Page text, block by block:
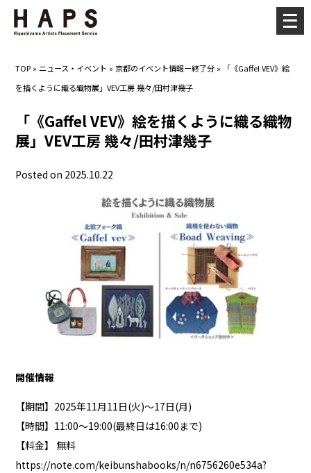
TOP » ニュース・イベント »京都のイベント情報ー終了分 »
「《Gaffel VEV》絵
を描くように織る織物展」VEV工房 幾々/田村津幾子
「《Gaffel VEV》絵を描くように織る織物
展」VEV工房 幾々/田村津幾子
Posted on 2025.10.22
開催情報
【期間】2025年11月11日(火)～17日(月)
【時間】11:00～19:00(最終日は16:00まで)
【料金】 無料
https://note.com/keibunshabooks/n/n6756260e534a?
メ
ニ
ー
開